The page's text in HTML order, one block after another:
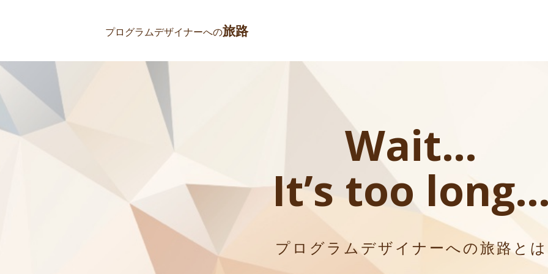
プログラムデザイナーへの旅路
Wait…
It’s too
プログラムデザイナーへの旅路とは